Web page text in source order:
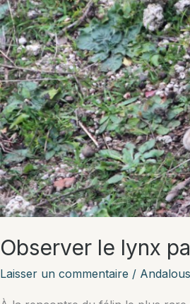
Observer le lynx
Laisser un commentaire /